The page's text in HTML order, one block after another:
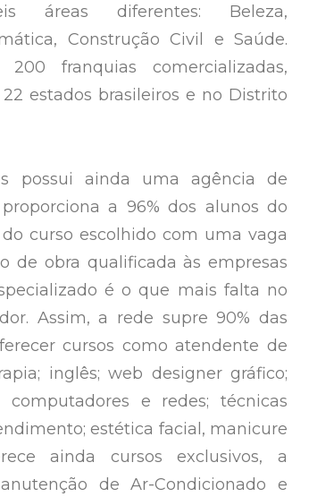
áreas diferentes: Beleza,
Construção Civil e Saúde.
franquias comercializadas,
estados brasileiros e no Distrito
possui ainda uma agência de
a 96% dos alunos do
curso escolhido com uma vaga
de obra qualificada às empresas
é o que mais falta no
Assim, a rede supre 90% das
cursos como atendente de
inglês; web designer gráfico;
e redes; técnicas
estética facial, manicure
ainda cursos exclusivos, a
de Ar-Condicionado e